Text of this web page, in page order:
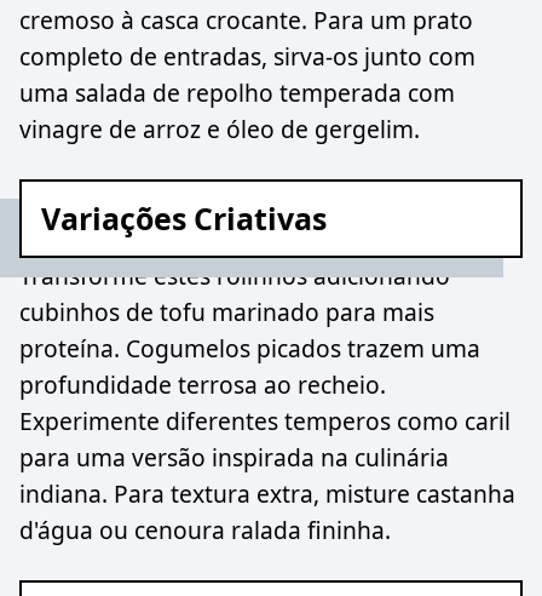
cremoso à casca crocante. Para um prato
completo de entradas, sirva-os junto com
uma salada de repolho temperada com
vinagre de arroz e óleo de gergelim.
Variações Criativas
Transforme estes rolinhos adicionando
cubinhos de tofu marinado para mais
proteína. Cogumelos picados trazem uma
profundidade terrosa ao recheio.
Experimente diferentes temperos como caril
para uma versão inspirada na culinária
indiana. Para textura extra, misture castanha
d'água ou cenoura ralada fininha.